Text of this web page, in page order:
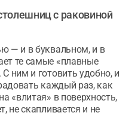
с раковиной
— и в буквальном, и в
те самые «плавные
ним и готовить удобно, и
каждый раз, как
«влитая» в поверхность,
не скапливается и не